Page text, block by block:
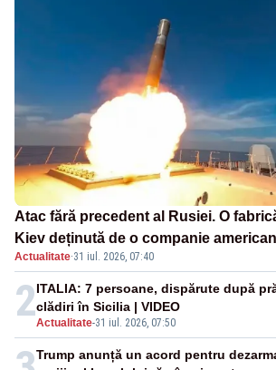
Atac fără precedent al Rusiei. O
Kiev deținută de o companie
rachetă rusească
Actualitate·31 iul. 2026, 07:40
2Actualitate-31 iul. 2026, 07:50
ITALIA: 7 persoane, dispărute după
clădiri în Sicilia | VIDEO
Trump anunță un acord pentru